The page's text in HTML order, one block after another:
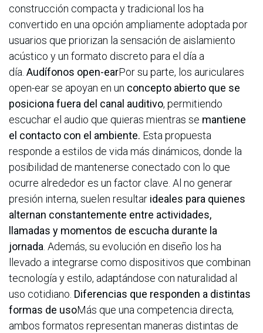
construcción compacta y tradicional los ha
convertido en una opción ampliamente adoptada por
usuarios que priorizan la sensación de aislamiento
acústico y un formato discreto para el día a
día. Audífonos open-earPor su parte, los auriculares
open-ear se apoyan en un concepto abierto que se
posiciona fuera del canal auditivo, permitiendo
escuchar el audio que quieras mientras se mantiene
el contacto con el ambiente. Esta propuesta
responde a estilos de vida más dinámicos, donde la
posibilidad de mantenerse conectado con lo que
ocurre alrededor es un factor clave. Al no generar
presión interna, suelen resultar ideales para quienes
alternan constantemente entre actividades,
llamadas y momentos de escucha durante la
jornada. Además, su evolución en diseño los ha
llevado a integrarse como dispositivos que combinan
tecnología y estilo, adaptándose con naturalidad al
uso cotidiano. Diferencias que responden a distintas
formas de usoMás que una competencia directa,
ambos formatos representan maneras distintas de